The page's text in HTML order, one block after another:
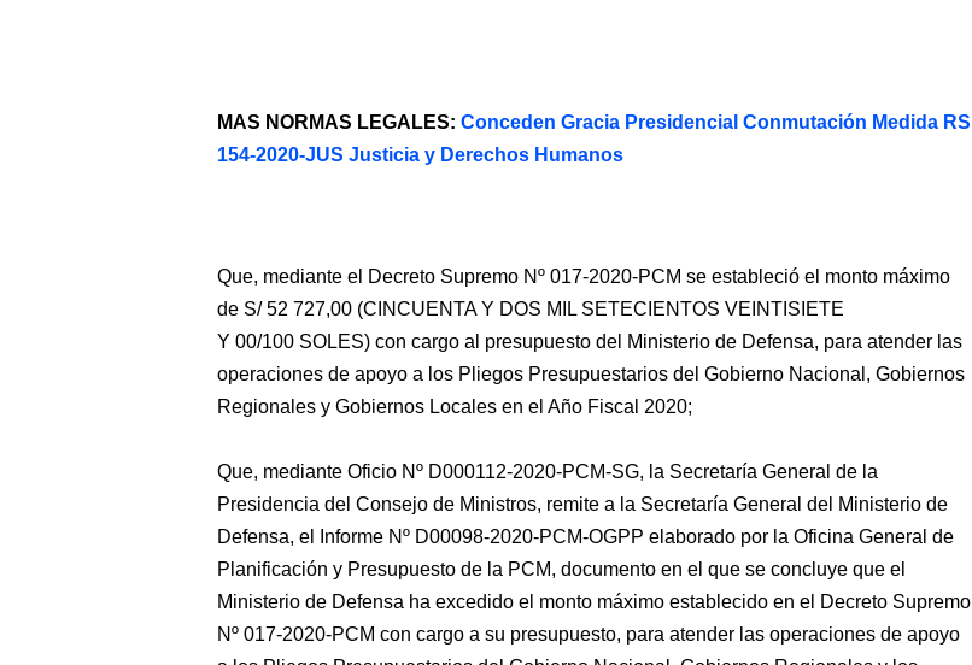
MAS NORMAS LEGALES: Conceden Gracia Presidencial Conmutación Medida RS
154-2020-JUS Justicia y Derechos Humanos
Que, mediante el Decreto Supremo Nº 017-2020-PCM se estableció el monto máximo
de S/ 52 727,00 (CINCUENTA Y DOS MIL SETECIENTOS VEINTISIETE
Y 00/100 SOLES) con cargo al presupuesto del Ministerio de Defensa, para atender las
operaciones de apoyo a los Pliegos Presupuestarios del Gobierno Nacional, Gobiernos
Regionales y Gobiernos Locales en el Año Fiscal 2020;
Que, mediante Oficio Nº D000112-2020-PCM-SG, la Secretaría General de la
Presidencia del Consejo de Ministros, remite a la Secretaría General del Ministerio de
Defensa, el Informe Nº D00098-2020-PCM-OGPP elaborado por la Oficina General de
Planificación y Presupuesto de la PCM, documento en el que se concluye que el
Ministerio de Defensa ha excedido el monto máximo establecido en el Decreto Supremo
Nº 017-2020-PCM con cargo a su presupuesto, para atender las operaciones de apoyo